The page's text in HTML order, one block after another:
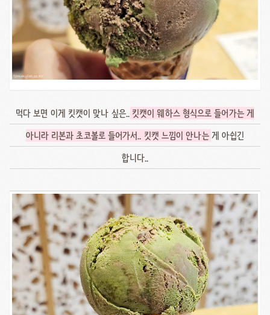
먹다 보면 이게 킷캣이 맞나 싶은.. 킷캣이 웨하스 형식으로 들어가는 게
아니라 리본과 초코볼로 들어가서.. 킷캣 느낌이 안나는게 아쉽긴
합니다..